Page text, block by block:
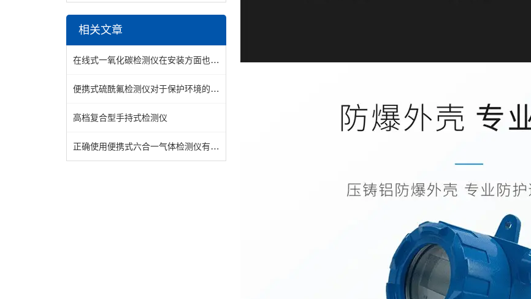
相关文章
在线式一氧化碳检测仪在安装方面也是很有讲究的
便携式硫酰氟检测仪对于保护环境的意义
高档复合型手持式检测仪
正确使用便携式六合一气体检测仪有效保障作业人员生命安全